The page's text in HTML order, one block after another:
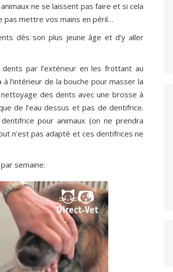
ne se laissent pas faire et si cela
pas mettre vos mains en péril…
dès son plus jeune âge et d’y aller
dents par l’extérieur en les frottant au
l’intérieur de la bouche pour masser la
des dents avec une brosse à
de l’eau dessus et pas de dentifrice.
pour animaux (on ne prendra
n’est pas adapté et ces dentifrices ne
semaine.